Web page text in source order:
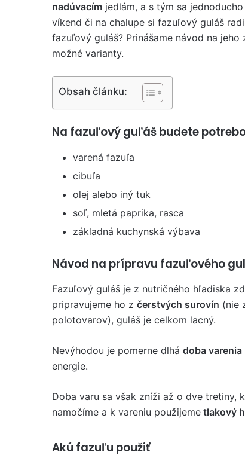
nadúvacím jedlám, a s tým sa
víkend či na chalupe si fazuľový guláš
fazuľový guláš? Prinášame návod na jeho
možné varianty.
Obsah článku:
Na fazuľový guľáš budete
varená fazuľa
cibuľa
olej alebo iný tuk
soľ, mletá paprika, rasca
základná kuchynská výbava
Návod na prípravu fazuľového
Fazuľový guláš je z nutričného hľadiska
pripravujeme ho z čerstvých surovín (nie
polotovarov), guláš je celkom lacný.
Nevýhodou je pomerne dlhá doba varenia
energie.
Doba varu sa však zníži až o dve tretiny,
namočíme a k vareniu použijeme tlakový
Akú fazuľu použiť